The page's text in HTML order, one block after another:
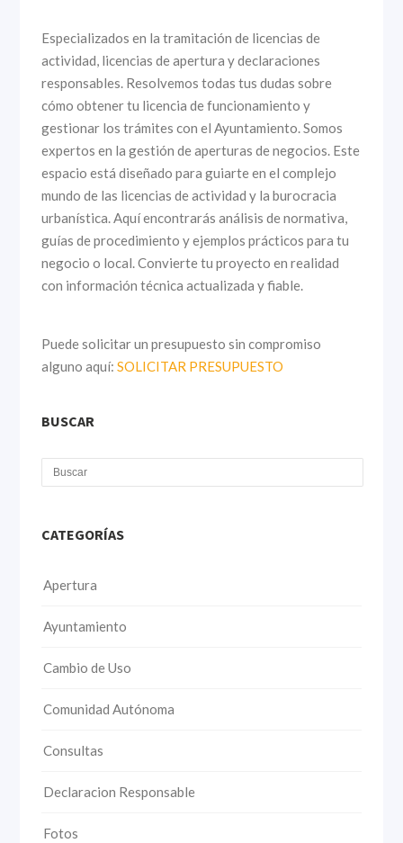
Especializados en la tramitación de licencias de
actividad, licencias de apertura y declaraciones
responsables. Resolvemos todas tus dudas sobre
cómo obtener tu licencia de funcionamiento y
gestionar los trámites con el Ayuntamiento. Somos
expertos en la gestión de aperturas de negocios. Este
espacio está diseñado para guiarte en el complejo
mundo de las licencias de actividad y la burocracia
urbanística. Aquí encontrarás análisis de normativa,
guías de procedimiento y ejemplos prácticos para tu
negocio o local. Convierte tu proyecto en realidad
con información técnica actualizada y fiable.
Puede solicitar un presupuesto sin compromiso
alguno aquí: SOLICITAR PRESUPUESTO
BUSCAR
CATEGORÍAS
Apertura
Ayuntamiento
Cambio de Uso
Comunidad Autónoma
Consultas
Declaracion Responsable
Fotos